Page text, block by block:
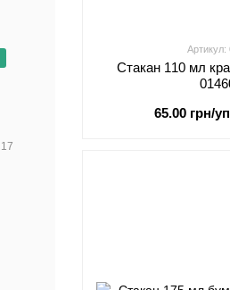
Артикул:
Стакан 110 мл
65.00 грн/
17